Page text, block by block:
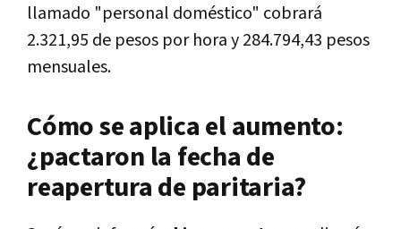
llamado "personal doméstico" cobrará
2.321,95 de pesos por hora y 284.794,43 pesos
mensuales.
Cómo se aplica el aumento:
¿pactaron la fecha de
reapertura de paritaria?